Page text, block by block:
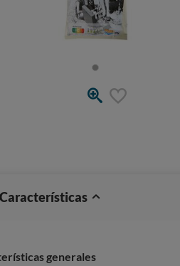
Características
generales